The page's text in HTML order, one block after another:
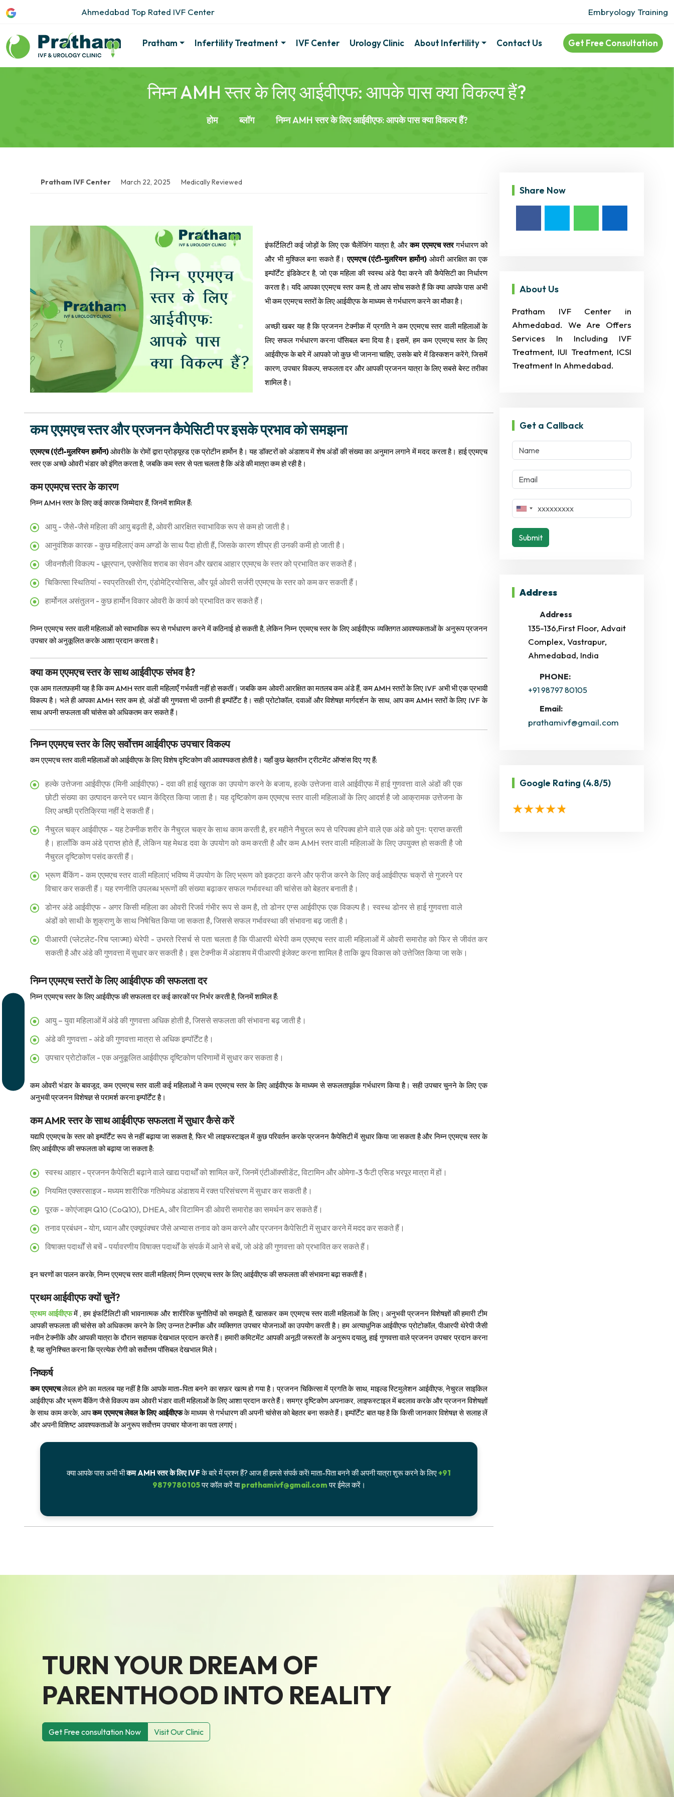
Ahmedabad Top Rated IVF Center Embryology Training
Pratham Infertility Treatment IVF Center Urology Clinic About Infertility Contact Us Get Free Consultation
निम्न AMH स्तर के लिए आईवीएफ: आपके पास क्या विकल्प हैं?
होम ब्लॉग निम्न AMH स्तर के लिए आईवीएफ: आपके पास क्या विकल्प हैं?
Pratham IVF Center March 22, 2025 Medically Reviewed
इंफर्टिलिटी कई जोड़ों के लिए एक चैलेंजिंग यात्रा है, औरकम एएमएच स्तरगर्भधारण को
और भी मुश्किल बना सकते हैं।एएमएच (एंटी-मुलरियन हार्मोन) ओवरी आरक्षित का एक
इम्पॉर्टेंट इंडिकेटर है, जो एक महिला की स्वस्थ अंडे पैदा करने की कैपेसिटी का निर्धारण
करता है। यदि आपका एएमएच स्तर कम है, तो आप सोच सकते हैं कि क्या आपके पास अभी
भी कम एएमएच स्तरों के लिए आईवीएफ के माध्यम से गर्भधारण करने का मौका है।
अच्छी खबर यह है कि प्रजनन टेक्नीक में प्रगति ने कम एएमएच स्तर वाली महिलाओं के
लिए सफल गर्भधारण करना पॉसिबल बना दिया है। इसमें, हम कम एएमएच स्तर के लिए
आईवीएफ के बारे में आपको जो कुछ भी जानना चाहिए, उसके बारे में डिस्कशन करेंगे, जिसमें
कारण, उपचार विकल्प, सफलता दर और आपकी प्रजनन यात्रा के लिए सबसे बेस्ट तरीका
शामिल है।
कम एएमएच स्तर और प्रजनन कैपेसिटी पर इसके प्रभाव को समझना
एएमएच (एंटी-मुलरियन हार्मोन)ओवरीके के रोमों द्वारा प्रोड्यूस्ड एक प्रोटीन हार्मोन है। यह डॉक्टरों को अंडाशय में शेष अंडों की संख्या का अनुमान लगाने में मदद करता है। हाई एएमएच
स्तर एक अच्छे ओवरी भंडार को इंगित करता है, जबकि कम स्तर से पता चलता है कि अंडे की मात्रा कम हो रही है।
कम एएमएच स्तर के कारण
निम्न AMH स्तर के लिए कई कारक जिम्मेदार हैं, जिनमें शामिल हैं:
आयु - जैसे-जैसे महिला की आयु बढ़ती है, ओवरी आरक्षित स्वाभाविक रूप से कम हो जाती है।
आनुवंशिक कारक - कुछ महिलाएं कम अण्डों के साथ पैदा होती हैं, जिसके कारण शीघ्र ही उनकी कमी हो जाती है।
जीवनशैली विकल्प - धूम्रपान, एक्सेसिव शराब का सेवन और खराब आहार एएमएच के स्तर को प्रभावित कर सकते हैं।
चिकित्सा स्थितियां - स्वप्रतिरक्षी रोग, एंडोमेट्रियोसिस, और पूर्व ओवरी सर्जरी एएमएच के स्तर को कम कर सकती हैं।
हार्मोनल असंतुलन - कुछ हार्मोन विकार ओवरी के कार्य को प्रभावित कर सकते हैं।
निम्न एएमएच स्तर वाली महिलाओं को स्वाभाविक रूप से गर्भधारण करने में कठिनाई हो सकती है, लेकिन निम्न एएमएच स्तर के लिए आईवीएफ व्यक्तिगत आवश्यकताओं के अनुरूप प्रजनन
उपचार को अनुकूलित करके आशा प्रदान करता है।
क्या कम एएमएच स्तर के साथ आईवीएफ संभव है?
एक आम ग़लतफ़हमी यह है कि कम AMH स्तर वाली महिलाएँ गर्भवती नहीं हो सकतीं। जबकि कम ओवरी आरक्षित का मतलब कम अंडे हैं, कम AMH स्तरों के लिए IVF अभी भी एक प्रभावी
विकल्प है। भले ही आपका AMH स्तर कम हो, अंडों की गुणवत्ता भी उतनी ही इम्पॉर्टेंट है। सही प्रोटोकॉल, दवाओं और विशेषज्ञ मार्गदर्शन के साथ, आप कम AMH स्तरों के लिए IVF के
साथ अपनी सफलता की चांसेस को अधिकतम कर सकते हैं।
निम्न एएमएच स्तर के लिए सर्वोत्तम आईवीएफ उपचार विकल्प
कम एएमएच स्तर वाली महिलाओं को आईवीएफ के लिए विशेष दृष्टिकोण की आवश्यकता होती है। यहाँ कुछ बेहतरीन ट्रीटमेंट ऑप्शंस दिए गए हैं:
हल्के उत्तेजना आईवीएफ (मिनी आईवीएफ) - दवा की हाई खुराक का उपयोग करने के बजाय, हल्के उत्तेजना वाले आईवीएफ में हाई गुणवत्ता वाले अंडों की एक
छोटी संख्या का उत्पादन करने पर ध्यान केंद्रित किया जाता है। यह दृष्टिकोण कम एएमएच स्तर वाली महिलाओं के लिए आदर्श है जो आक्रामक उत्तेजना के
लिए अच्छी प्रतिक्रिया नहीं दे सकती हैं।
नैचुरल चक्र आईवीएफ - यह टेक्नीक शरीर के नैचुरल चक्र के साथ काम करती है, हर महीने नैचुरल रूप से परिपक्व होने वाले एक अंडे को पुनः प्राप्त करती
है। हालाँकि कम अंडे प्राप्त होते हैं, लेकिन यह मेथड दवा के उपयोग को कम करती है और कम AMH स्तर वाली महिलाओं के लिए उपयुक्त हो सकती है जो
नैचुरल दृष्टिकोण पसंद करती हैं।
भ्रूण बैंकिंग - कम एएमएच स्तर वाली महिलाएं भविष्य में उपयोग के लिए भ्रूण को इकट्ठा करने और फ्रीज करने के लिए कई आईवीएफ चक्रों से गुजरने पर
विचार कर सकती हैं। यह रणनीति उपलब्ध भ्रूणों की संख्या बढ़ाकर सफल गर्भावस्था की चांसेस को बेहतर बनाती है।
डोनर अंडे आईवीएफ - अगर किसी महिला का ओवरी रिजर्व गंभीर रूप से कम है, तो डोनर एग्स आईवीएफ एक विकल्प है। स्वस्थ डोनर से हाई गुणवत्ता वाले
अंडों को साथी के शुक्राणु के साथ निषेचित किया जा सकता है, जिससे सफल गर्भावस्था की संभावना बढ़ जाती है।
पीआरपी (प्लेटलेट-रिच प्लाज्मा) थेरेपी - उभरते रिसर्च से पता चलता है कि पीआरपी थेरेपी कम एएमएच स्तर वाली महिलाओं में ओवरी समारोह को फिर से जीवंत कर
सकती है और अंडे की गुणवत्ता में सुधार कर सकती है। इस टेक्नीक में अंडाशय में पीआरपी इंजेक्ट करना शामिल है ताकि कूप विकास को उत्तेजित किया जा सके।
निम्न एएमएच स्तरों के लिए आईवीएफ की सफलता दर
निम्न एएमएच स्तर के लिए आईवीएफ की सफलता दर कई कारकों पर निर्भर करती है, जिनमें शामिल हैं:
आयु – युवा महिलाओं में अंडे की गुणवत्ता अधिक होती है, जिससे सफलता की संभावना बढ़ जाती है।
अंडे की गुणवत्ता - अंडे की गुणवत्ता मात्रा से अधिक इम्पॉर्टेंट है।
उपचार प्रोटोकॉल - एक अनुकूलित आईवीएफ दृष्टिकोण परिणामों में सुधार कर सकता है।
कम ओवरी भंडार के बावजूद, कम एएमएच स्तर वाली कई महिलाओं ने कम एएमएच स्तर के लिए आईवीएफ के माध्यम से सफलतापूर्वक गर्भधारण किया है। सही उपचार चुनने के लिए एक
अनुभवी प्रजनन विशेषज्ञ से परामर्श करना इम्पॉर्टेंट है।
कम AMR स्तर के साथ आईवीएफ सफलता में सुधार कैसे करें
यद्यपि एएमएच के स्तर को इम्पॉर्टेंट रूप से नहीं बढ़ाया जा सकता है, फिर भी लाइफस्टाइल में कुछ परिवर्तन करके प्रजनन कैपेसिटी में सुधार किया जा सकता है और निम्न एएमएच स्तर के
लिए आईवीएफ की सफलता को बढ़ाया जा सकता है:
स्वस्थ आहार - प्रजनन कैपेसिटी बढ़ाने वाले खाद्य पदार्थों को शामिल करें, जिनमें एंटीऑक्सीडेंट, विटामिन और ओमेगा-3 फैटी एसिड भरपूर मात्रा में हों।
नियमित एक्सरसाइज - मध्यम शारीरिक गतिमेथड अंडाशय में रक्त परिसंचरण में सुधार कर सकती है।
पूरक - कोएंजाइम Q10 (CoQ10), DHEA, और विटामिन डी ओवरी समारोह का समर्थन कर सकते हैं।
तनाव प्रबंधन - योग, ध्यान और एक्यूपंक्चर जैसे अभ्यास तनाव को कम करने और प्रजनन कैपेसिटी में सुधार करने में मदद कर सकते हैं।
विषाक्त पदार्थों से बचें - पर्यावरणीय विषाक्त पदार्थों के संपर्क में आने से बचें, जो अंडे की गुणवत्ता को प्रभावित कर सकते हैं।
इन चरणों का पालन करके, निम्न एएमएच स्तर वाली महिलाएं निम्न एएमएच स्तर के लिए आईवीएफ की सफलता की संभावना बढ़ा सकती हैं।
प्रथम आईवीएफ क्यों चुनें?
प्रथम आईवीएफमें , हम इंफर्टिलिटी की भावनात्मक और शारीरिक चुनौतियों को समझते हैं, खासकर कम एएमएच स्तर वाली महिलाओं के लिए। अनुभवी प्रजनन विशेषज्ञों की हमारी टीम
आपकी सफलता की चांसेस को अधिकतम करने के लिए उन्नत टेक्नीक और व्यक्तिगत उपचार योजनाओं का उपयोग करती है। हम अत्याधुनिक आईवीएफ प्रोटोकॉल, पीआरपी थेरेपी जैसी
नवीन टेक्नीकें और आपकी यात्रा के दौरान सहायक देखभाल प्रदान करते हैं। हमारी कमिटमेंट आपकी अनूठी जरूरतों के अनुरूप दयालु, हाई गुणवत्ता वाले प्रजनन उपचार प्रदान करना
है, यह सुनिश्चित करना कि प्रत्येक रोगी को सर्वोत्तम पॉसिबल देखभाल मिले।
निष्कर्ष
कम एएमएचलेवल होने का मतलब यह नहीं है कि आपके माता-पिता बनने का सफ़र खत्म हो गया है। प्रजनन चिकित्सा में प्रगति के साथ, माइल्ड स्टिमुलेशन आईवीएफ, नेचुरल साइकिल
आईवीएफ और भ्रूण बैंकिंग जैसे विकल्प कम ओवरी भंडार वाली महिलाओं के लिए आशा प्रदान करते हैं। समग्र दृष्टिकोण अपनाकर, लाइफस्टाइल में बदलाव करके और प्रजनन विशेषज्ञों
के साथ काम करके, आपकम एएमएच लेवल के लिए आईवीएफके माध्यम से गर्भधारण की अपनी चांसेस को बेहतर बना सकते हैं। इम्पॉर्टेंट बात यह है कि किसी जानकार विशेषज्ञ से सलाह लें
और अपनी विशिष्ट आवश्यकताओं के अनुरूप सर्वोत्तम उपचार योजना का पता लगाएं।
क्या आपके पास अभी भीकम AMH स्तर के लिए IVFके बारे में प्रश्न हैं? आज ही हमसे संपर्क करें! माता-पिता बनने की अपनी यात्रा शुरू करने के लिए+91
9879780105पर कॉल करें याprathamivf@gmail.comपर ईमेल करें।
Share Now
About Us
Pratham IVF Center in
Ahmedabad. We Are Offers
Services In Including IVF
Treatment, IUI Treatment, ICSI
Treatment In Ahmedabad.
Get a Callback
Submit
Address
Address
135-136,First Floor, Advait
Complex, Vastrapur,
Ahmedabad, India
PHONE:
+91 98797 80105
Email:
prathamivf@gmail.com
Google Rating (4.8/5)
TURN YOUR DREAM OF
PARENTHOOD INTO REALITY
Get Free consultation Now Visit Our Clinic